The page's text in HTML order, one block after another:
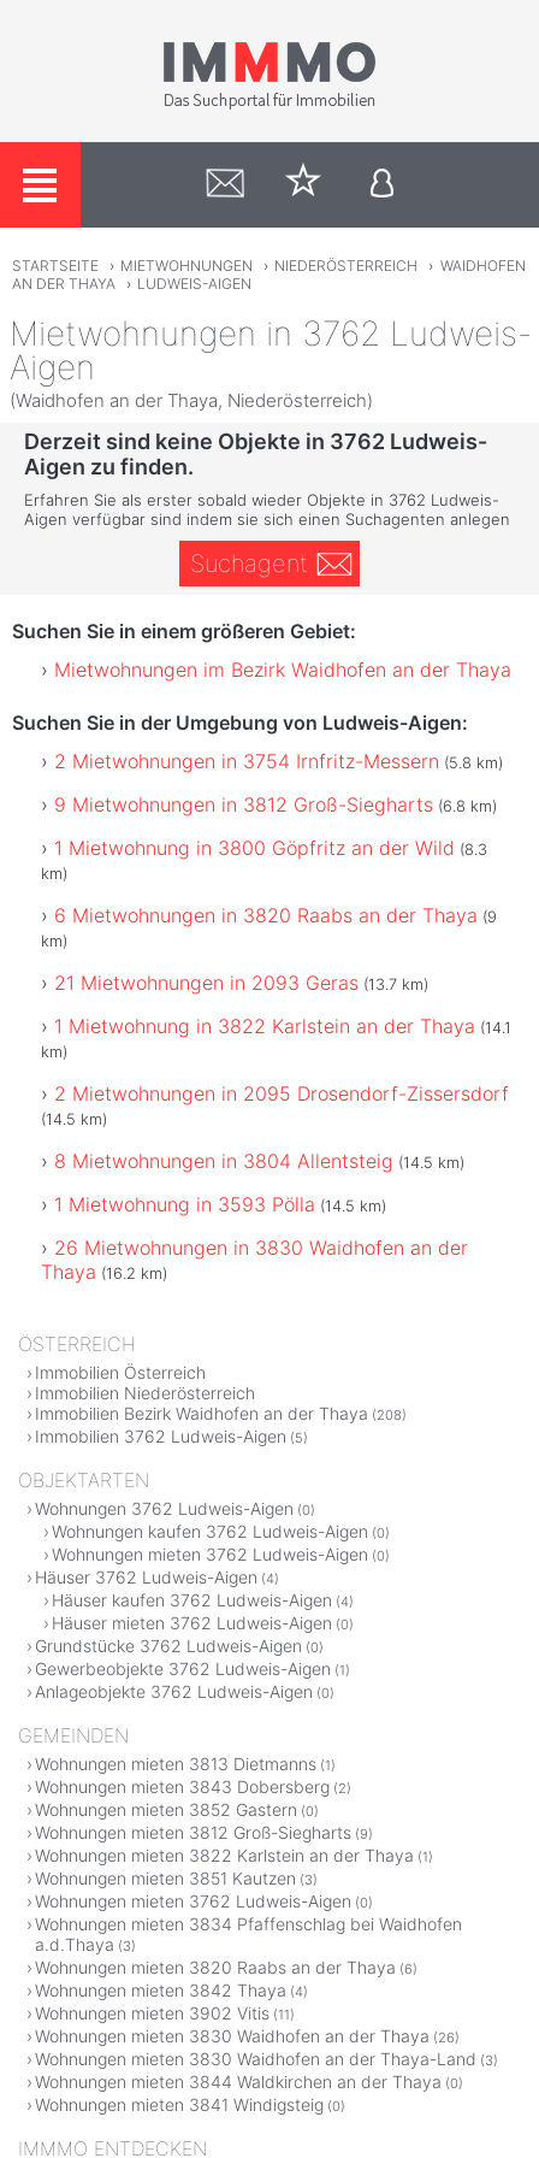
STARTSEITE › MIETWOHNUNGEN › NIEDERÖSTERREICH › WAIDHOFEN
AN DER THAYA
› LUDWEIS-AIGEN
Mietwohnungen in 3762 Ludweis-
Aigen
(Waidhofen an der Thaya, Niederösterreich)
Derzeit sind keine Objekte in 3762 Ludweis-
Aigen zu finden.
Erfahren Sie als erster sobald wieder Objekte in 3762 Ludweis-
Aigen verfügbar sind indem sie sich einen Suchagenten anlegen
Suchagent
Suchen Sie in einem größeren Gebiet:
Mietwohnungen im Bezirk Waidhofen an der Thaya
Suchen Sie in der Umgebung von Ludweis-Aigen:
2 Mietwohnungen in 3754 Irnfritz-Messern (5.8 km)
9 Mietwohnungen in 3812 Groß-Siegharts (6.8 km)
1 Mietwohnung in 3800 Göpfritz an der Wild (8.3
km)
6 Mietwohnungen in 3820 Raabs an der Thaya (9
km)
21 Mietwohnungen in 2093 Geras (13.7 km)
1 Mietwohnung in 3822 Karlstein an der Thaya (14.1
km)
2 Mietwohnungen in 2095 Drosendorf-Zissersdorf
(14.5 km)
8 Mietwohnungen in 3804 Allentsteig (14.5 km)
1 Mietwohnung in 3593 Pölla (14.5 km)
26 Mietwohnungen in 3830 Waidhofen an der
Thaya (16.2 km)
ÖSTERREICH
Immobilien Österreich
Immobilien Niederösterreich
Immobilien Bezirk Waidhofen an der Thaya (208)
Immobilien 3762 Ludweis-Aigen (5)
OBJEKTARTEN
Wohnungen 3762 Ludweis-Aigen (0)
Wohnungen kaufen 3762 Ludweis-Aigen (0)
Wohnungen mieten 3762 Ludweis-Aigen (0)
Häuser 3762 Ludweis-Aigen (4)
Häuser kaufen 3762 Ludweis-Aigen (4)
Häuser mieten 3762 Ludweis-Aigen (0)
Grundstücke 3762 Ludweis-Aigen (0)
Gewerbeobjekte 3762 Ludweis-Aigen (1)
Anlageobjekte 3762 Ludweis-Aigen (0)
GEMEINDEN
Wohnungen mieten 3813 Dietmanns (1)
Wohnungen mieten 3843 Dobersberg (2)
Wohnungen mieten 3852 Gastern (0)
Wohnungen mieten 3812 Groß-Siegharts (9)
Wohnungen mieten 3822 Karlstein an der Thaya (1)
Wohnungen mieten 3851 Kautzen (3)
Wohnungen mieten 3762 Ludweis-Aigen (0)
Wohnungen mieten 3834 Pfaffenschlag bei Waidhofen
a.d.Thaya (3)
Wohnungen mieten 3820 Raabs an der Thaya (6)
Wohnungen mieten 3842 Thaya (4)
Wohnungen mieten 3902 Vitis (11)
Wohnungen mieten 3830 Waidhofen an der Thaya (26)
Wohnungen mieten 3830 Waidhofen an der Thaya-Land (3)
Wohnungen mieten 3844 Waldkirchen an der Thaya (0)
Wohnungen mieten 3841 Windigsteig (0)
IMMMO ENTDECKEN